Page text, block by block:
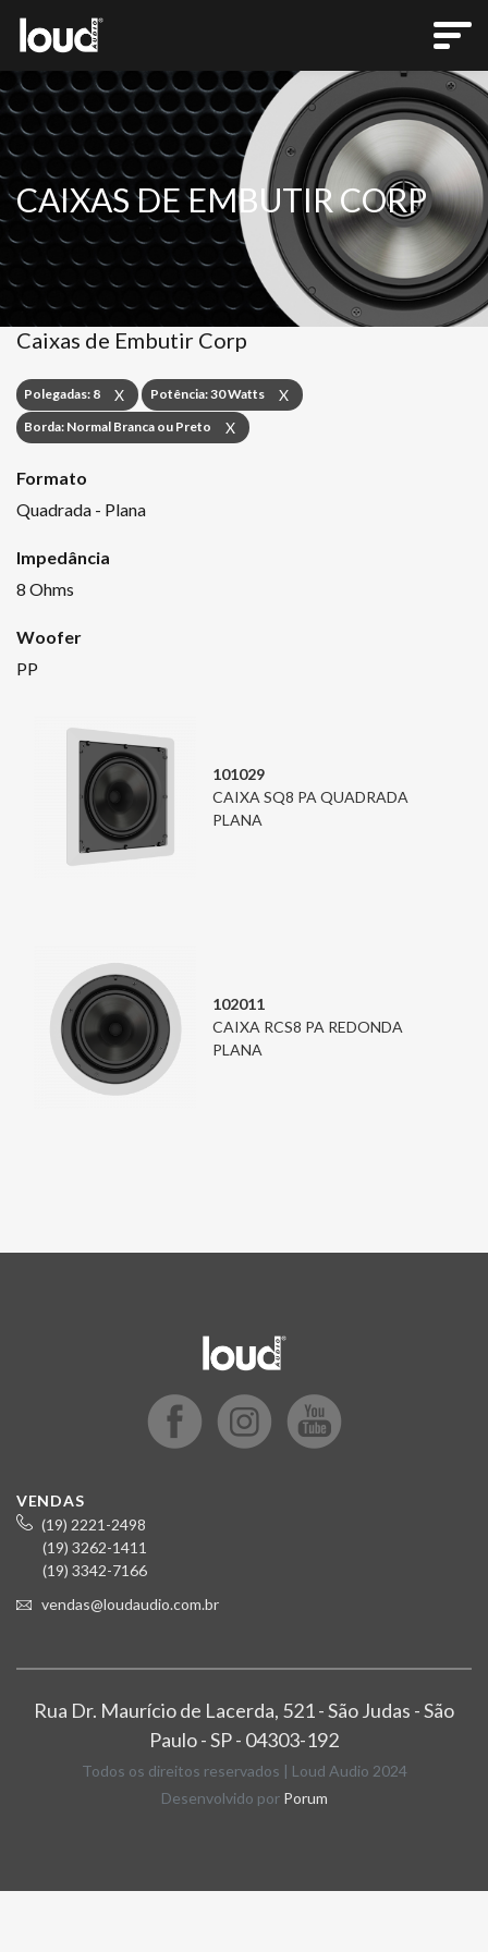
CAIXAS DE EMBUTIR CORP
Caixas de Embutir Corp
Polegadas: 8 X Potência: 30 Watts X
Borda: Normal Branca ou Preto X
Formato
Quadrada - Plana
Impedância
8 Ohms
Woofer
PP
101029
CAIXA SQ8 PA QUADRADA
PLANA
102011
CAIXA RCS8 PA REDONDA
PLANA
VENDAS
(19) 2221-2498
(19) 3262-1411
(19) 3342-7166
vendas@loudaudio.com.br
Rua Dr. Maurício de Lacerda, 521 - São Judas - São
Paulo - SP - 04303-192
Todos os direitos reservados | Loud Audio 2024
Desenvolvido por Porum